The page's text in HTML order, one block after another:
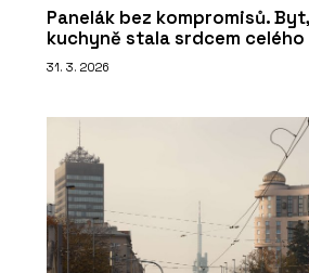
Panelák bez kompromisů.
kuchyně stala srdcem
31. 3. 2026